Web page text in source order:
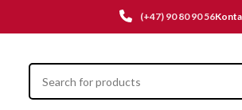
(+47) 90 80 90 56